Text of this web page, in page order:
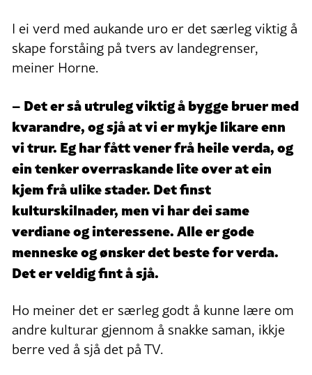
I ei verd med aukande uro er det særleg viktig å
skape forståing på tvers av landegrenser,
meiner Horne.
– Det er så utruleg viktig å bygge bruer med
kvarandre, og sjå at vi er mykje likare enn
vi trur. Eg har fått vener frå heile verda, og
ein tenker overraskande lite over at ein
kjem frå ulike stader. Det finst
kulturskilnader, men vi har dei same
verdiane og interessene. Alle er gode
menneske og ønsker det beste for verda.
Det er veldig fint å sjå.
Ho meiner det er særleg godt å kunne lære om
andre kulturar gjennom å snakke saman, ikkje
berre ved å sjå det på TV.